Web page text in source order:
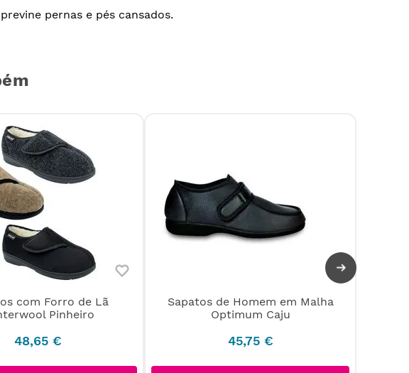
pernas e pés cansados.
com Forro de Lã
Pinheiro
48,65 €
Sapatos de Homem em Malha
Optimum Caju
45,75 €